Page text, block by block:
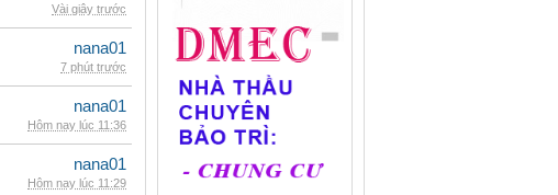
Vài giây trước
nana01
7 phút trước
nana01
Hôm nay lúc 11:36
nana01
Hôm nay lúc 11:29